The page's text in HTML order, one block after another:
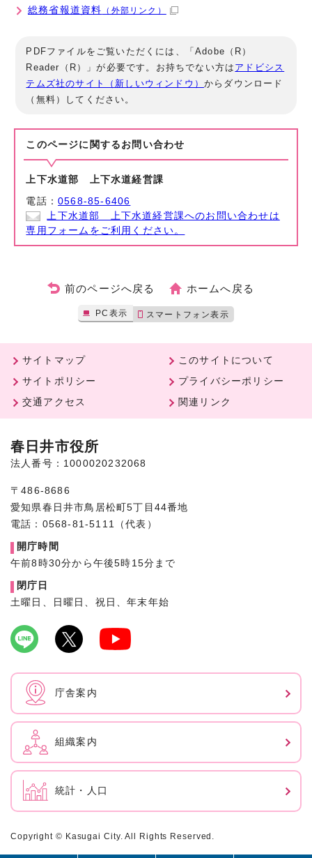
総務省報道資料 （外部リンク）
PDFファイルをご覧いただくには、「Adobe（R）
Reader（R）」が必要です。お持ちでない方は アドビシス
テムズ社のサイト（新しいウィンドウ）からダウンロード
（無料）してください。
このページに関する お問い合わせ
上下水道部 上下水道経営課
電話：0568-85-6406
上下水道部 上下水道経営課へのお問い合わせは
専用フォームをご利用ください。
前のページへ戻る ホームへ戻る
PC表示 スマートフォン表示
サイトマップ
このサイトについて
サイトポリシー
プライバシーポリシー
交通アクセス
関連リンク
春日井市役所
法人番号：1000020232068
〒486-8686
愛知県春日井市鳥居松町5丁目44番地
電話：0568-81-5111（代表）
開庁時間
午前8時30分から午後5時15分まで
閉庁日
土曜日、日曜日、祝日、年末年始
庁舎案内
組織案内
統計・人口
Copyright © Kasugai City. All Rights Reserved.